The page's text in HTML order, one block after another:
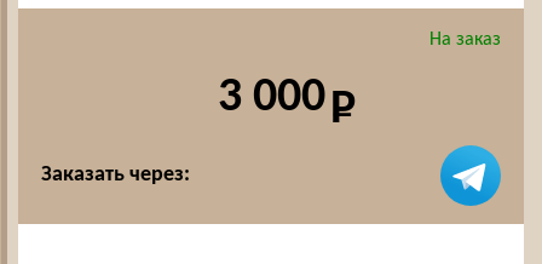
На заказ
3 000
Заказать через: